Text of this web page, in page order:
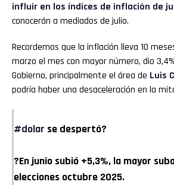
influir en los índices de inflación de
conocerán a mediados de julio.
Recordemos que la inflación lleva 10
marzo el mes con mayor número, dio
Gobierno, principalmente el área de Luis
podría haber una desaceleración en la
#dolar se despertó?
?En junio subió +5,3%, la mayor
elecciones octubre 2025.
Flipboard